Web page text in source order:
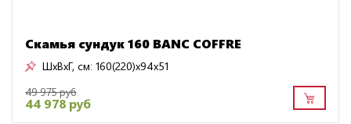
Скамья сундук 160 BANC COFFRE
ШxВxГ, см: 160(220)x94x51
49 975 руб
44 978 руб